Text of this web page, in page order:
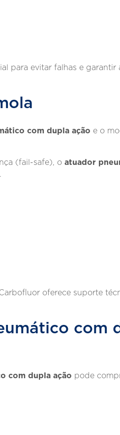
para evitar falhas e
com dupla ação e o
(fail-safe), oatuador
oferece suporte
com
com dupla ação pode